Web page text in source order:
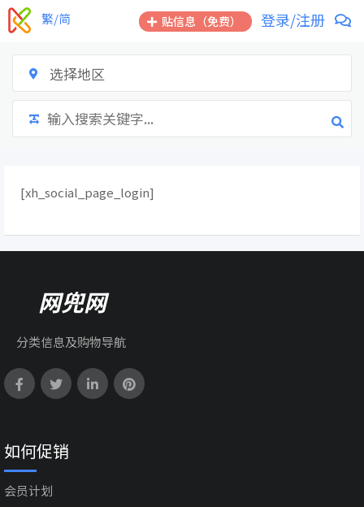
跳
到
贴信息（免费） 登录/注册
繁/简
选择地区
[xh_social_page_login]
网兜网
分类信息及购物导航
如何促销
会员计划